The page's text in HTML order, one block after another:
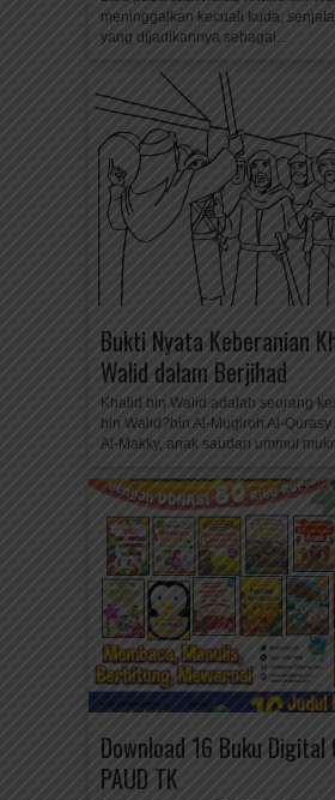
meninggalkan kecuali kuda,
yang dijadikannya sebagai...
Bukti Nyata Keberanian
Walid dalam Berjihad
Khalid bin Walid adalah seorang
bin Walid?bin Al-Mugiroh Al-
Al-Makky, anak saudari ummul
Download 16 Buku
PAUD TK